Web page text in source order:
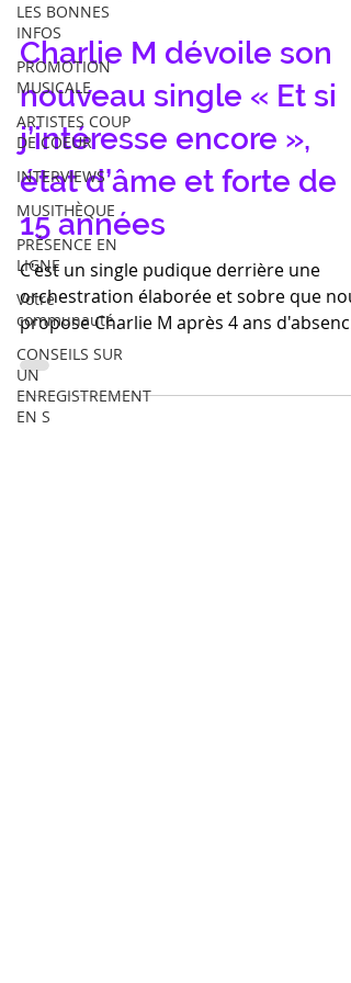
LES BONNES
INFOS
PROMOTION
MUSICALE
ARTISTES COUP
DE COEUR
INTERVIEWS
MUSITHÈQUE
PRÉSENCE EN
LIGNE
Votre
communauté
CONSEILS SUR
UN
ENREGISTREMENT
EN S
Charlie M dévoile son
nouveau single « Et si
j’intéresse encore »,
état d’âme et forte de
15 années
C'est un single pudique derrière une
orchestration élaborée et sobre que
propose Charlie M après 4 ans d'absence
avec son dernier...